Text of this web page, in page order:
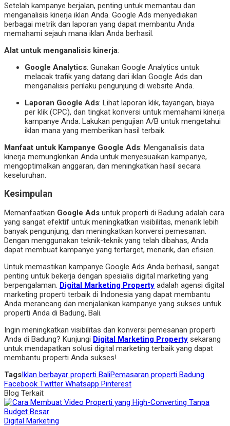
Setelah kampanye berjalan, penting untuk memantau dan
menganalisis kinerja iklan Anda. Google Ads menyediakan
berbagai metrik dan laporan yang dapat membantu Anda
memahami sejauh mana iklan Anda berhasil.
Alat untuk menganalisis kinerja:
Google Analytics: Gunakan Google Analytics untuk
melacak trafik yang datang dari iklan Google Ads dan
menganalisis perilaku pengunjung di website Anda.
Laporan Google Ads: Lihat laporan klik, tayangan, biaya
per klik (CPC), dan tingkat konversi untuk memahami kinerja
kampanye Anda. Lakukan pengujian A/B untuk mengetahui
iklan mana yang memberikan hasil terbaik.
Manfaat untuk Kampanye Google Ads: Menganalisis data
kinerja memungkinkan Anda untuk menyesuaikan kampanye,
mengoptimalkan anggaran, dan meningkatkan hasil secara
keseluruhan.
Kesimpulan
Memanfaatkan Google Ads untuk properti di Badung adalah cara
yang sangat efektif untuk meningkatkan visibilitas, menarik lebih
banyak pengunjung, dan meningkatkan konversi pemesanan.
Dengan menggunakan teknik-teknik yang telah dibahas, Anda
dapat membuat kampanye yang tertarget, menarik, dan efisien.
Untuk memastikan kampanye Google Ads Anda berhasil, sangat
penting untuk bekerja dengan spesialis digital marketing yang
berpengalaman. Digital Marketing Property adalah agensi digital
marketing properti terbaik di Indonesia yang dapat membantu
Anda merancang dan menjalankan kampanye yang sukses untuk
properti Anda di Badung, Bali.
Ingin meningkatkan visibilitas dan konversi pemesanan properti
Anda di Badung? Kunjungi Digital Marketing Property sekarang
untuk mendapatkan solusi digital marketing terbaik yang dapat
membantu properti Anda sukses!
TagsIklan berbayar properti BaliPemasaran properti Badung
Facebook Twitter Whatsapp Pinterest
Blog Terkait
Digital Marketing